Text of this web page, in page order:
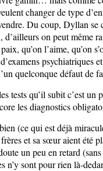
changer de type
Du coup, Dyllan
d’ailleurs on peut même
qu’on l’aime, qu’on
psychiatriques
quelconque défaut
tests qu’il subit c’est
les diagnostics
(ce qui est déjà
et sa sœur aient été
un peu en retard
n’y sont pour rien là-